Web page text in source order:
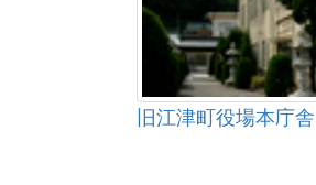
旧江津町役場本庁舎